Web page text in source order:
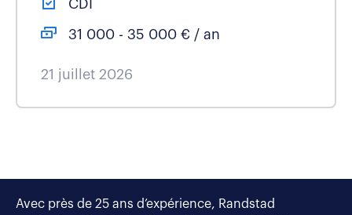
CDI
31 000 - 35 000 € / an
21 juillet 2026
Avec près de 25 ans d’expérience, Randstad